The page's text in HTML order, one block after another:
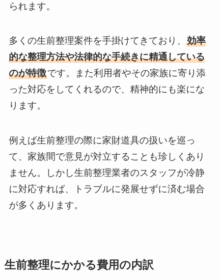
られます。
多くの生前整理案件を手掛けてきており、 効率
的な整理方法や法律的な手続きに精通している
のが特徴です。また利用者やその家族に寄り添
った対応をしてくれるので、精神的にも楽にな
ります。
例えば生前整理の際に家財道具の扱いを巡っ
て、家族間で意見が対立することも珍しくあり
ません。しかし生前整理業者のスタッフが冷静
に対応すれば、トラブルに発展せずに済む場合
が多くあります。
生前整理にかかる費用の内訳